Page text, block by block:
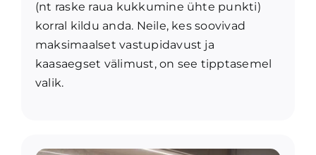
(nt raske raua kukkumine ühte punkti)
korral kildu anda. Neile, kes soovivad
maksimaalset vastupidavust ja
kaasaegset välimust, on see tipptasemel
valik.